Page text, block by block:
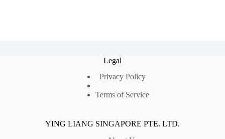
Legal
Privacy Policy
Terms of Service
YING LIANG SINGAPORE PTE. LTD.